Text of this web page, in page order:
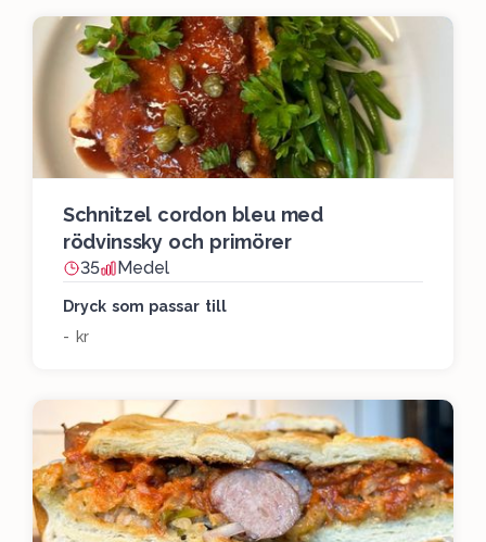
Schnitzel cordon bleu med
rödvinssky och primörer
35 Medel
Dryck som passar till
- kr